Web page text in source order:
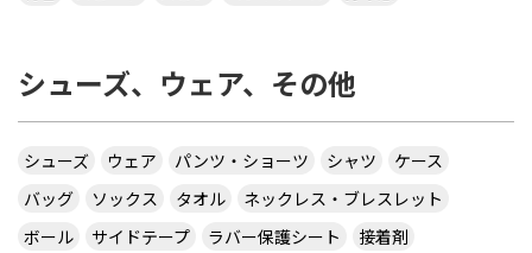
シューズ、ウェア、その他
シューズ ウェア パンツ・ショーツ シャツ
ケース
バッグ
ソックス タオル
ネックレス・ブレスレット
ボール
サイドテープ ラバー保護シート
接着剤